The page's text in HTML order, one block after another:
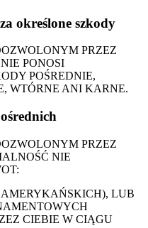
określone szkody
PRZEZ
PONOSI
POŚREDNIE,
WTÓRNE ANI KARNE.
PRZEZ
NIE
AMERYKAŃSKICH), LUB
CIEBIE W CIĄGU